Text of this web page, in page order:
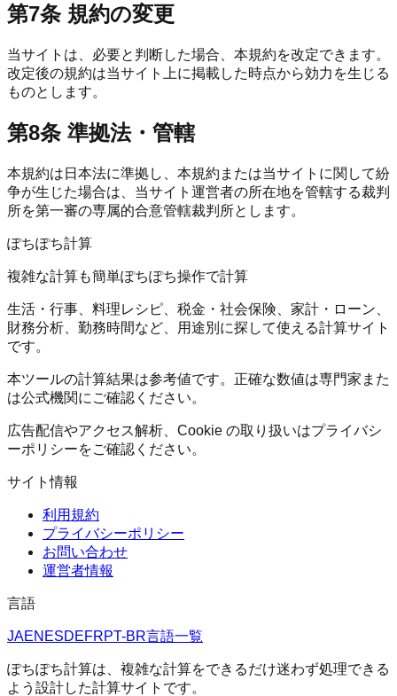
第7条 規約の変更
当サイトは、必要と判断した場合、本規約を改定できます。
改定後の規約は当サイト上に掲載した時点から効力を生じる
ものとします。
第8条 準拠法・管轄
本規約は日本法に準拠し、本規約または当サイトに関して紛
争が生じた場合は、当サイト運営者の所在地を管轄する裁判
所を第一審の専属的合意管轄裁判所とします。
ぽちぽち計算
複雑な計算も簡単ぽちぽち操作で計算
生活・行事、料理レシピ、税金・社会保険、家計・ローン、
財務分析、勤務時間など、用途別に探して使える計算サイト
です。
本ツールの計算結果は参考値です。正確な数値は専門家また
は公式機関にご確認ください。
広告配信やアクセス解析、Cookie の取り扱いはプライバシ
ーポリシーをご確認ください。
サイト情報
利用規約
プライバシーポリシー
お問い合わせ
運営者情報
言語
JAEN ESDEFRPT-BR言語一覧
ぽちぽち計算は、複雑な計算をできるだけ迷わず処理できる
よう設計した計算サイトです。